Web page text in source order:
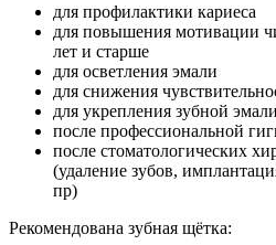
для профилактики кариеса
для повышения мотивации
лет и старше
для осветления эмали
для снижения
для укрепления зубной эмали
после профессиональной
после стоматологических
(удаление зубов,
пр)
Рекомендована зубная щётка: